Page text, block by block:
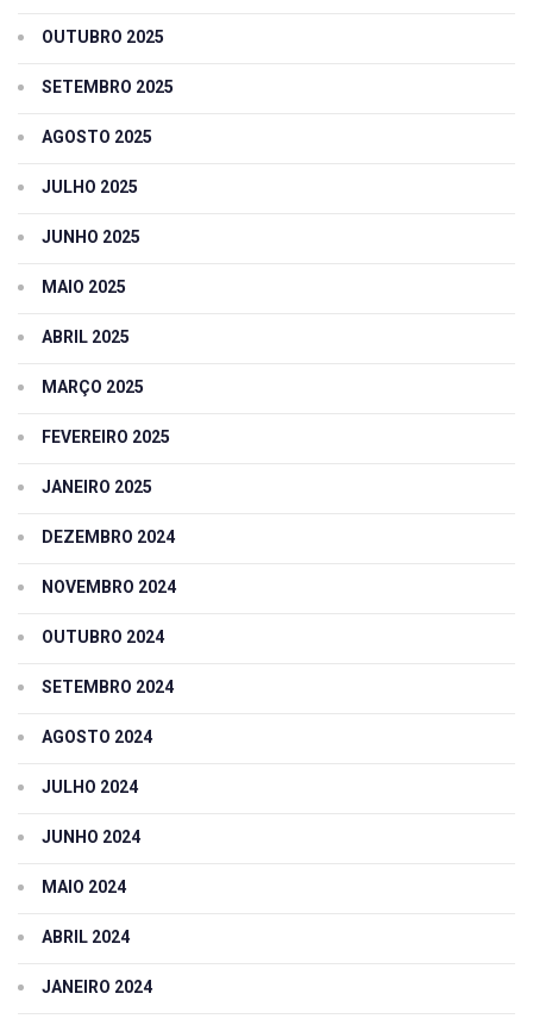
OUTUBRO 2025
SETEMBRO 2025
AGOSTO 2025
JULHO 2025
JUNHO 2025
MAIO 2025
ABRIL 2025
MARÇO 2025
FEVEREIRO 2025
JANEIRO 2025
DEZEMBRO 2024
NOVEMBRO 2024
OUTUBRO 2024
SETEMBRO 2024
AGOSTO 2024
JULHO 2024
JUNHO 2024
MAIO 2024
ABRIL 2024
JANEIRO 2024